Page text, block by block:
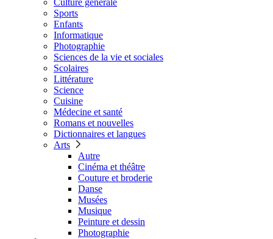
Culture générale
Sports
Enfants
Informatique
Photographie
Sciences de la vie et sociales
Scolaires
Littérature
Science
Cuisine
Médecine et santé
Romans et nouvelles
Dictionnaires et langues
Arts
Autre
Cinéma et théâtre
Couture et broderie
Danse
Musées
Musique
Peinture et dessin
Photographie